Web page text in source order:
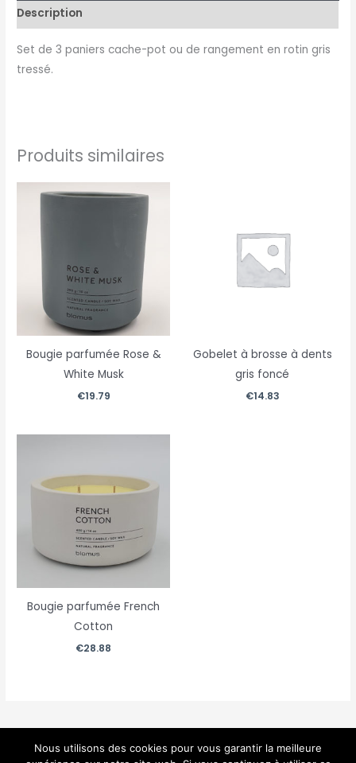
Description
Set de 3 paniers cache-pot ou de rangement en rotin gris
tressé.
Produits similaires
Bougie parfumée Rose &
White Musk
€19.79
Gobelet à brosse à dents
gris foncé
€14.83
Bougie parfumée French
Cotton
€28.88
Nous utilisons des cookies pour vous garantir la meilleure